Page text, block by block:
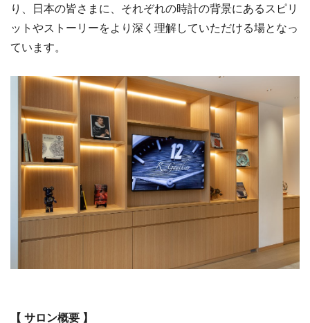
り、日本の皆さまに、それぞれの時計の背景にあるスピリ
ットやストーリーをより深く理解していただける場となっ
ています。
【 サロン概要 】